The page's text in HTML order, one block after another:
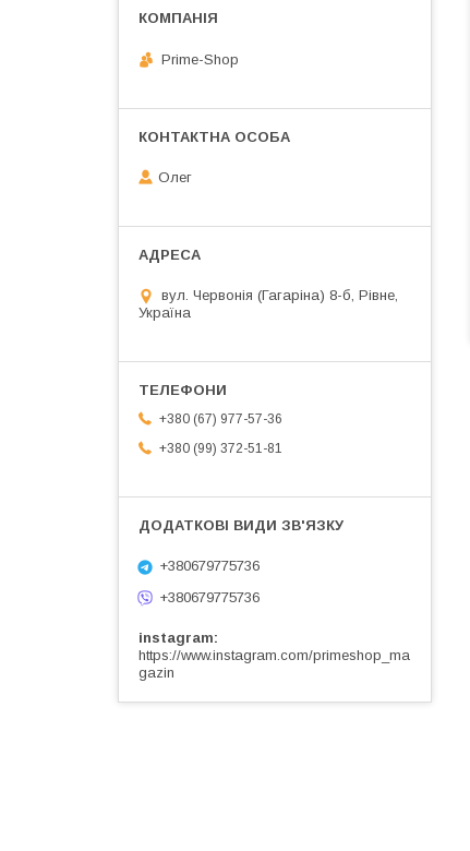
Prime-Shop
Олег
вул. Червонія (Гагаріна) 8-б, Рівне,
Україна
+380 (67) 977-57-36
+380 (99) 372-51-81
+380679775736
+380679775736
instagram
https://www.instagram.com/primeshop_ma
gazin